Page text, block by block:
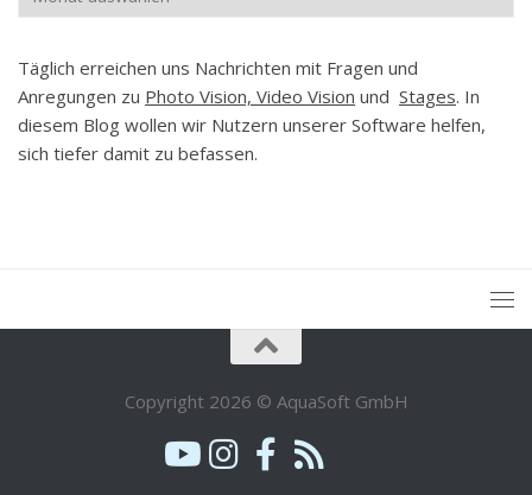
Täglich erreichen uns Nachrichten mit Fragen und
Anregungen zu Photo Vision, Video Vision und Stages. In
diesem Blog wollen wir Nutzern unserer Software helfen,
sich tiefer damit zu befassen.
Copyright 2026 © AquaSoft GmbH